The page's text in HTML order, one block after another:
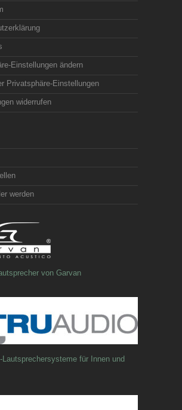
Einstellungen ändern
Privatsphäre-Einstellungen
widerrufen
werden
von Garvan
Lautsprechersysteme für Innen und